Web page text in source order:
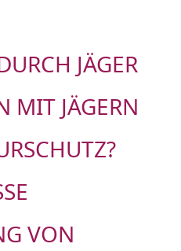
JÄGER
MIT JÄGERN
VON